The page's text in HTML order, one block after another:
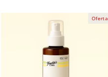
Oferta